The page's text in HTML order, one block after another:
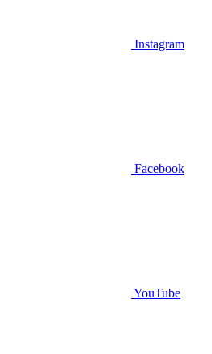
Instagram
Facebook
YouTube